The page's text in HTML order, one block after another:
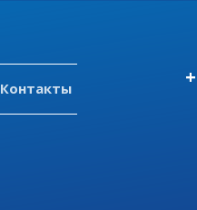
Контакты